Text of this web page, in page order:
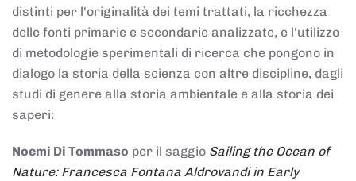
distinti per l'originalità dei temi trattati, la ricchezza
delle fonti primarie e secondarie analizzate, e l'utilizzo
di metodologie sperimentali di ricerca che pongono in
dialogo la storia della scienza con altre discipline, dagli
studi di genere alla storia ambientale e alla storia dei
saperi:
Noemi Di Tommaso per il saggio Sailing the Ocean of
Nature: Francesca Fontana Aldrovandi in Early